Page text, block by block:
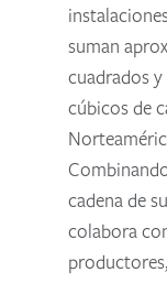
suman
cuadrados
cúbicos de
cadena de
colabora